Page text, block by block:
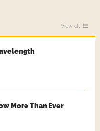
View all
More Than Ever